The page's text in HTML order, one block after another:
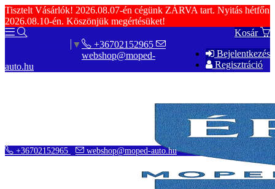
Tisztelt Vásárlók! 2026.08.07-én cégünk ZÁRVA tart. Nyitás hétfőn
2026.08.10-én. Köszönjük megértésüket!
Kosár
Bejelentkezés
Regisztráció
▼
+36702152965
webshop@moped-
auto.hu
+36702152965 webshop@moped-auto.hu